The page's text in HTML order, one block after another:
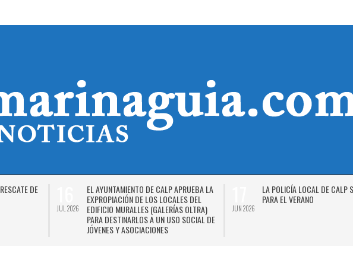
DE
JUL 2026
EL AYUNTAMIENTO DE CALP APRUEBA LA
EXPROPIACIÓN DE LOS LOCALES DEL
EDIFICIO MURALLES (GALERÍAS OLTRA)
PARA DESTINARLOS A UN USO SOCIAL DE
JÓVENES Y ASOCIACIONES
JUN 2026
LA POLICÍA LOCAL DE CALP
PARA EL VERANO